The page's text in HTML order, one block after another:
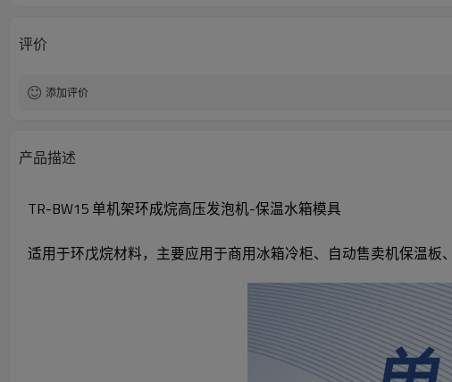
评价
添加评价
产品描述
TR-BW15 单机架环成烷高压发泡机-保温水箱模具
适用于环戊烷材料，主要应用于商用冰箱冷柜、自动售卖机保温